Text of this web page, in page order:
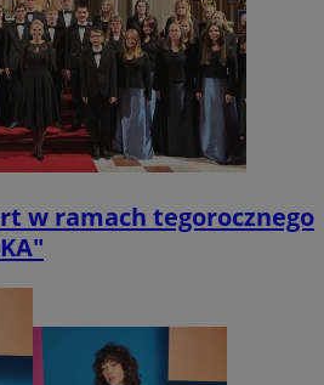
w ramach tegorocznego